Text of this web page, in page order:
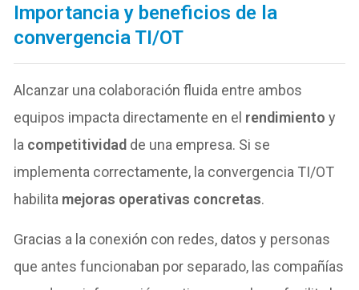
Importancia y beneficios de la
convergencia TI/OT
Alcanzar una colaboración fluida entre ambos
equipos impacta directamente en el rendimientoy
la competitividad de una empresa. Si se
implementa correctamente, la convergencia TI/OT
habilita mejoras operativas concretas.
Gracias a la conexión con redes, datos y personas
que antes funcionaban por separado, las compañías